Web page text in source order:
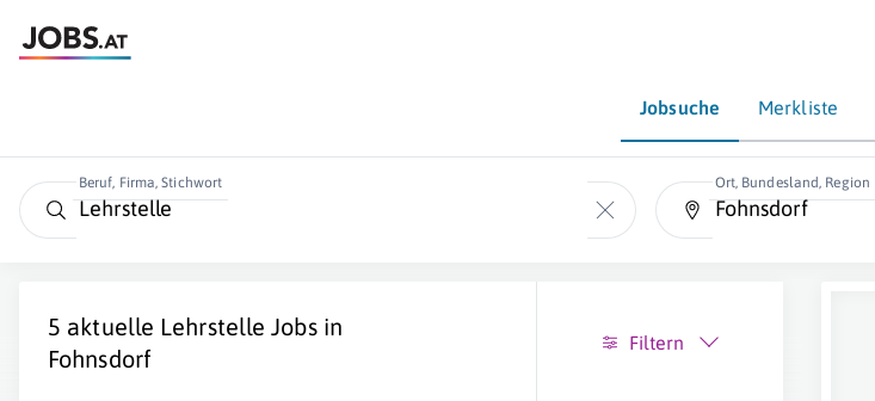
Jobsuche Merkliste
Beruf, Firma, Stichwort Ort, Bundesland, Region
5 aktuelle Lehrstelle Jobs in
Fohnsdorf
Filtern